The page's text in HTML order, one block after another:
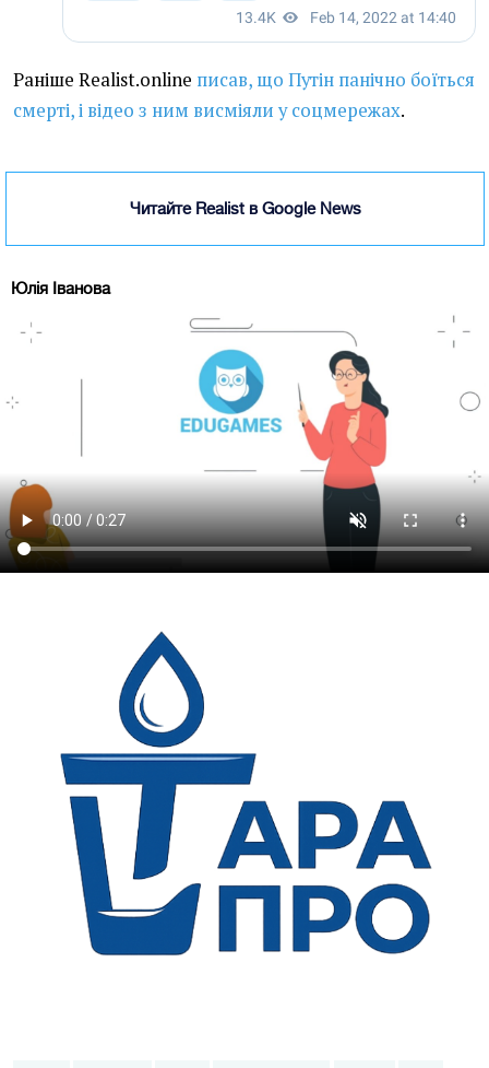
Раніше Realist.online писав, що Путін панічно боїться
смерті, і відео з ним висміяли у соцмережах.
Читайте Realist в Google News
Юлія Іванова